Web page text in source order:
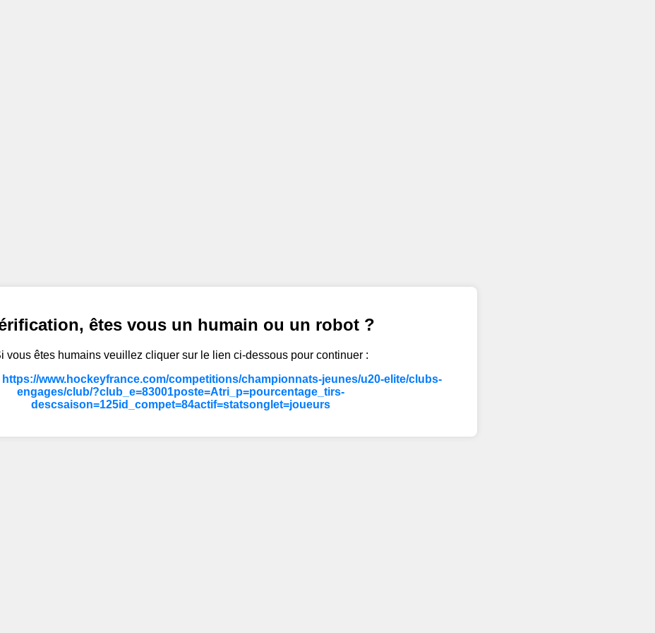
êtes vous un humain ou un robot ?
vous êtes humains veuillez cliquer sur le lien ci-dessous pour continuer :
www.hockeyfrance.com/competitions/championnats-jeunes/u20-elite/clubs-
engages/club/?club_e=83001poste=Atri_p=pourcentage_tirs-
descsaison=125id_compet=84actif=statsonglet=joueurs